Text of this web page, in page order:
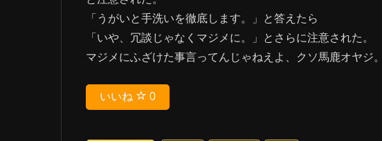
「うがいと手洗いを徹底します。」と答えたら
「いや、冗談じゃなくマジメに。」とさらに注意された。
マジメにふざけた事言ってんじゃねえよ、クソ馬鹿オヤジ。
いいね 0